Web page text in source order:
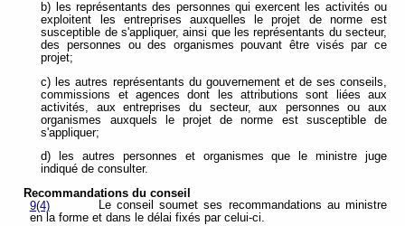
b) les représentants des personnes qui exercent les activités ou
exploitent les entreprises auxquelles le projet de norme est
susceptible de s'appliquer, ainsi que les représentants du secteur,
des personnes ou des organismes pouvant être visés par ce
projet;
c) les autres représentants du gouvernement et de ses conseils,
commissions et agences dont les attributions sont liées aux
activités, aux entreprises du secteur, aux personnes ou aux
organismes auxquels le projet de norme est susceptible de
s'appliquer;
d) les autres personnes et organismes que le ministre juge
indiqué de consulter.
Recommandations du conseil
9(4)
Le conseil soumet ses recommandations au ministre
en la forme et dans le délai fixés par celui-ci.